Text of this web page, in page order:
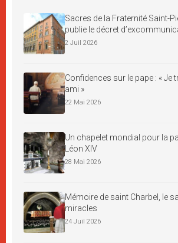
Sacres de la Fraternité Saint-
publie le décret
2 Juil 2026
Confidences sur le pape : « Je
ami »
22 Mai 2026
Un chapelet mondial pour la
Léon XIV
28 Mai 2026
Mémoire de saint Charbel, le
miracles
24 Juil 2026